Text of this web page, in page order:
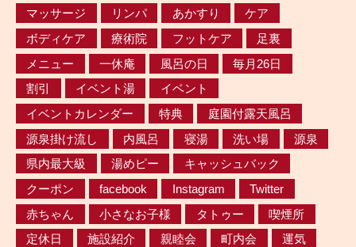
マッサージ
リンパ あかすり
ケア
ボディケア
療術院 フットケア
足裏
メニュー
一休庵 風呂の日
毎月26日
割引
イベント湯
イベント
イベントカレンダー
特典
庭園付露天風呂
源泉掛け流し
内風呂 寝湯 洗い場
源泉
県内最大級
湯めピー
キャッシュバック
クーポン
facebook Instagram
Twitter
赤ちゃん
小さなお子様 タトゥー
喫煙所
定休日
施設紹介 親睦会 町内会
運気